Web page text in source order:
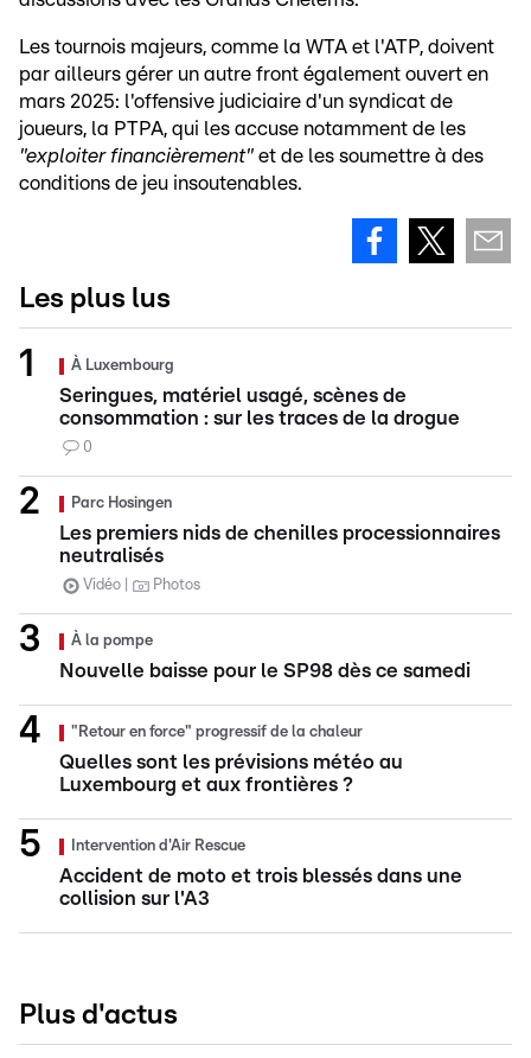
Les tournois majeurs, comme la WTA et l'ATP, doivent
par ailleurs gérer un autre front également ouvert en
mars 2025: l'offensive judiciaire d'un syndicat de
joueurs, la PTPA, qui les accuse notamment de les
"exploiter financièrement" et de les soumettre à des
conditions de jeu insoutenables.
Les plus lus
À Luxembourg
Seringues, matériel usagé, scènes de
consommation : sur les traces de la drogue
0
Parc Hosingen
Les premiers nids de chenilles processionnaires
neutralisés
Vidéo Photos
À la pompe
Nouvelle baisse pour le SP98 dès ce samedi
"Retour en force" progressif de la chaleur
Quelles sont les prévisions météo au
Luxembourg et aux frontières ?
Intervention d'Air Rescue
Accident de moto et trois blessés dans une
collision sur l'A3
Plus d'actus